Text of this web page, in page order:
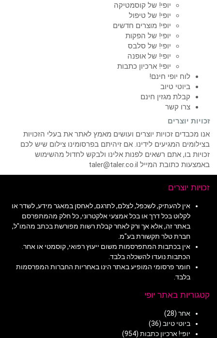
יופי! של קוסמטיקה
יופי! של טיפול
יופי! מוצרים חדשים
יופי! של הפקות
יופי! של סלבס
יופי! של אופנה
יופי! ארכיון כתבות
לוח יופי חינם!
ביוטי טיוב
קבלת מגזין חינם
צרו קשר
זכויות יוצרים
אנו מכבדים זכויות יוצרים ועושים מאמץ לאתר את בעלי הזכויות
בצילומים המגיעים לידינו. אם זיהיתם בפרסומינו צילום שיש לכם
זכויות בו, אתם רשאים לפנות אלינו ולבקש לחדול מהשימוש
באמצעות כתובת המייל taler@taler.co.il
זכויות יוצרים
אין להעתיק, לשכפל, לצלם, לתרגם, לאחסן במאגר מידע, לשדר או
לקלוט בכל דרך או בכל אמצעי אלקטרוני, כל חלק מהמתפרסם
באתר זה, אלא אך ורק לאחר קבלת רשות מפורשת בכתב מהמו"ל,
חברת טלר תקשורת בע"מ.
אין בכתבות המתפרסמות משום ייעוץ רפואי, קוסמטי או אחר.
הכתבות נועדו להשכלה בלבד.
חומר פרסומי המופיע באתר הינו באחריות החברות המפרסמות
בלבד.
קטגוריות באתר יופי
אחר (28)
ביוטי טיוב (36)
יופי! ארכיון כתבות (954)